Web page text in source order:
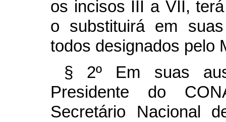
os incisos III a VII,
o substituirá em
todos designados pelo
§ 2º Em suas
Presidente do
Secretário Nacional